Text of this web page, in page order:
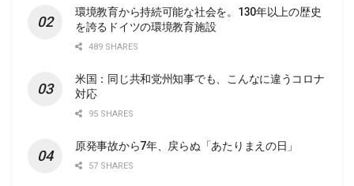
環境教育から持続可能な社会を。130年以上の歴史
を誇るドイツの環境教育施設
489 SHARES
米国：同じ共和党州知事でも、こんなに違うコロナ
対応
95 SHARES
原発事故から7年、戻らぬ「あたりまえの日」
57 SHARES